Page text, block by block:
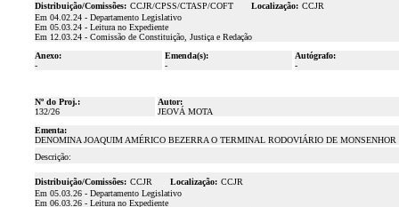
Distribuição/Comissões: CCJR/CPSS/CTASP/COFT Localização: CCJR
Em 04.02.24 - Departamento Legislativo
Em 05.03.24 - Leitura no Expediente
Em 12.03.24 - Comissão de Constituição, Justiça e Redação
Anexo:
-
Emenda(s):
-
Autógrafo:
-
Nº do Proj.:
132/26
Autor:
JEOVÁ MOTA
Ementa:
DENOMINA JOAQUIM AMÉRICO BEZERRA O TERMINAL RODOVIÁRIO DE
Descrição:
Distribuição/Comissões: CCJR Localização: CCJR
Em 05.03.26 - Departamento Legislativo
Em 06.03.26 - Leitura no Expediente